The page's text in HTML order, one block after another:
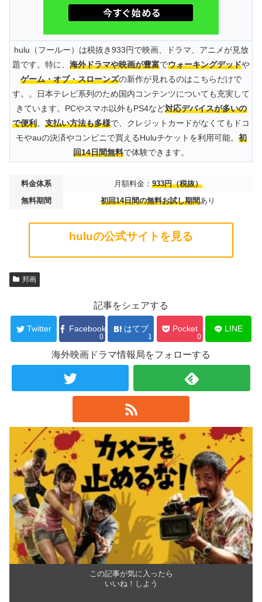
hulu（フールー）は税抜き933円で映画、ドラマ、アニメが見放
題です。特に、 海外ドラマや映画が豊富でウォーキングデッドや
ゲーム・オブ・スローンズの新作が見れるのはこちらだけで
す。。日本テレビ系列のため国内コンテンツについても充実して
きています。PCやスマホ以外もPS4など対応デバイスが多いの
で便利。 支払い方法も多様で、クレジットカードがなくてもドコ
モやauの決済やコンビニで買えるHuluチケットを利用可能。 初
回14日間無料で体験できます。
料金体系 月額料金： 933円（税抜）
無料期間
初回14日間の無料お試し期間あり
huluの公式サイトを見る
邦画
記事をシェアする
Twitter Facebook
0
はてブ
1
Pocket
0
LINE
海外映画ドラマ情報局をフォローする
この記事が気に入ったら
いいね！しよう